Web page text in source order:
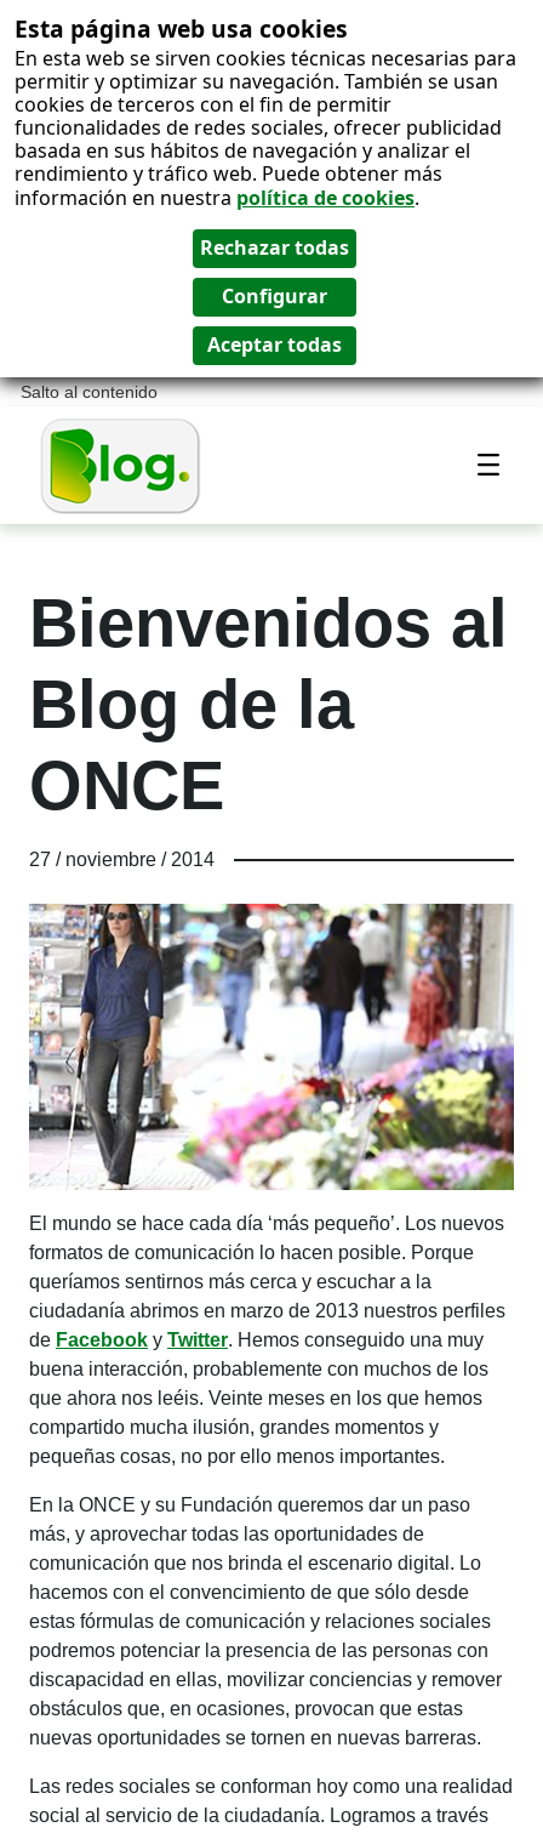
Esta página web usa cookies
En esta web se sirven cookies técnicas necesarias para
permitir y optimizar su navegación. También se usan
cookies de terceros con el fin de permitir
funcionalidades de redes sociales, ofrecer publicidad
basada en sus hábitos de navegación y analizar el
rendimiento y tráfico web. Puede obtener más
información en nuestra política de cookies.
Salto al contenido
Bienvenidos al
Blog de la
ONCE
27 / noviembre / 2014
El mundo se hace cada día ‘más pequeño’. Los nuevos
formatos de comunicación lo hacen posible. Porque
queríamos sentirnos más cerca y escuchar a la
ciudadanía abrimos en marzo de 2013 nuestros perfiles
de Facebook y Twitter. Hemos conseguido una muy
buena interacción, probablemente con muchos de los
que ahora nos leéis. Veinte meses en los que hemos
compartido mucha ilusión, grandes momentos y
pequeñas cosas, no por ello menos importantes.
En la ONCE y su Fundación queremos dar un paso
más, y aprovechar todas las oportunidades de
comunicación que nos brinda el escenario digital. Lo
hacemos con el convencimiento de que sólo desde
estas fórmulas de comunicación y relaciones sociales
podremos potenciar la presencia de las personas con
discapacidad en ellas, movilizar conciencias y remover
obstáculos que, en ocasiones, provocan que estas
nuevas oportunidades se tornen en nuevas barreras.
Las redes sociales se conforman hoy como una realidad
social al servicio de la ciudadanía. Logramos a través